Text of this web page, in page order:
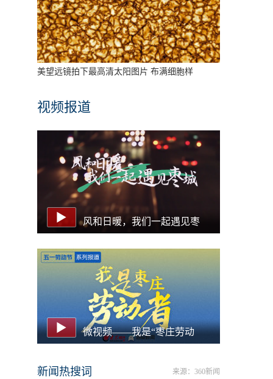
美望远镜拍下最高清太阳图片 布满细胞样
视频报道
风和日暖，我们一起遇见枣
微视频——我是“枣庄劳动
新闻热搜词 来源：360新闻